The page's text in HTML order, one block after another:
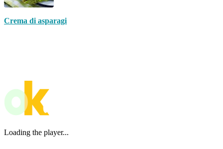
Crema di asparagi
Loading the player...